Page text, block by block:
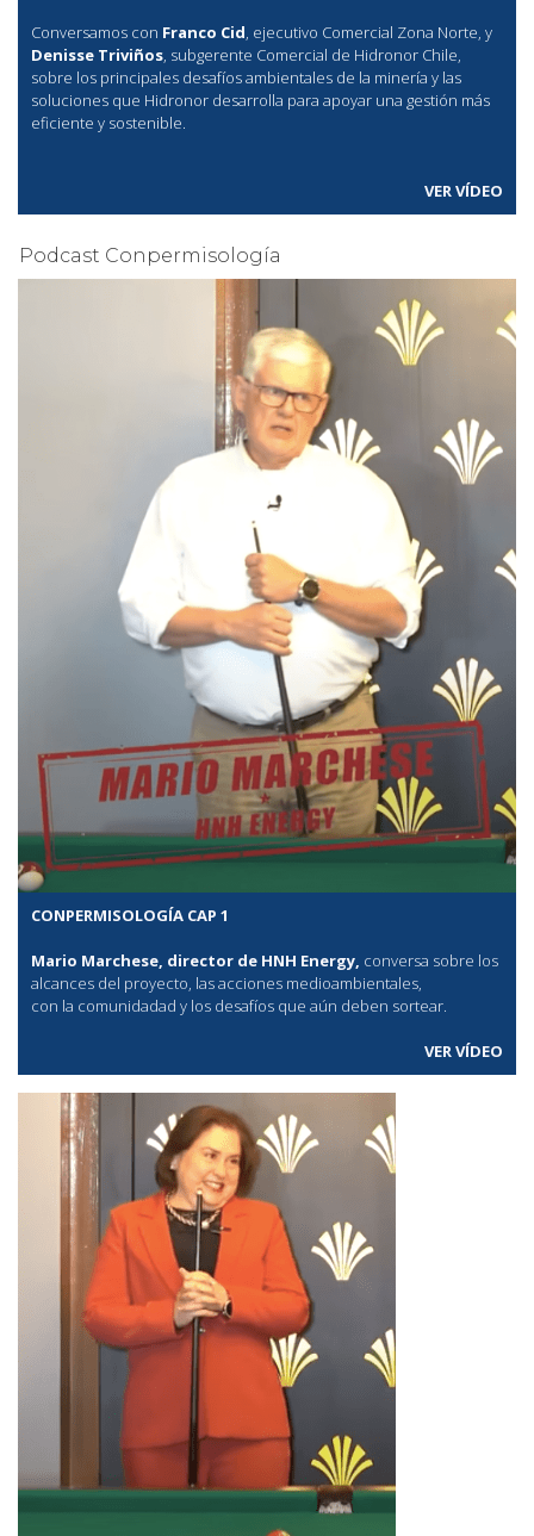
Conversamos con Franco Cid, ejecutivo Comercial Zona Norte, y
Denisse Triviños, subgerente Comercial de Hidronor Chile,
sobre los principales desafíos ambientales de la minería y las
soluciones que Hidronor desarrolla para apoyar una gestión más
eficiente y sostenible.
VER VÍDEO
Podcast Conpermisología
CONPERMISOLOGÍA CAP 1
Mario Marchese, director de HNH Energy, conversa sobre los
alcances del proyecto, las acciones medioambientales,
con la comunidadad y los desafíos que aún deben sortear.
VER VÍDEO